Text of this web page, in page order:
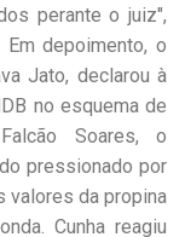
perante o juiz",
depoimento, o
Jato, declarou à
no esquema de
Soares, o
pressionado por
valores da propina
Cunha reagiu